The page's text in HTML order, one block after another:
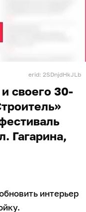
erid: 2SDnjdHkJLb
своего 30-
Гагарина,
интерьер